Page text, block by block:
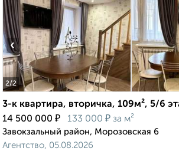
2/2
‹
3-к квартира, вторичка, 109м², 5/6
14 500 000 ₽ 133 000 ₽ за м²
Завокзальный район, Морозовская 6
Агентство, 05.08.2026